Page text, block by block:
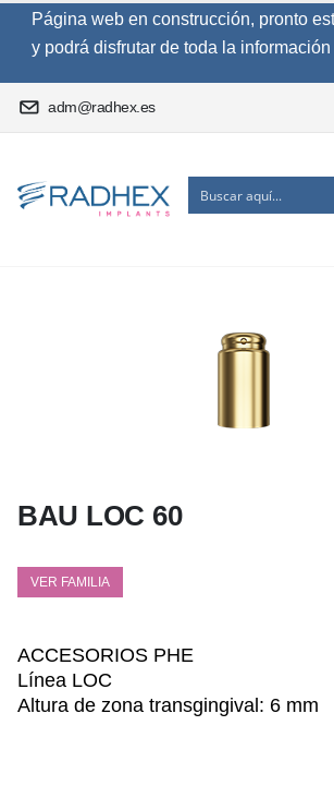
Página web en construcción, pronto
y podrá disfrutar de toda la
adm@radhex.es
BAU LOC 60
VER FAMILIA
ACCESORIOS PHE
Línea LOC
Altura de zona transgingival: 6 mm